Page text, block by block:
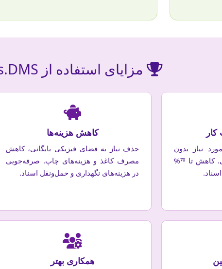
مزایای استفاده از cks.DMS
نیاز بدون
جستجو در پوشه‌های فیزیکی. کاهش تا 70%
کاهش هزینه‌ها
حذف نیاز به فضای فیزیکی بایگانی، کاهش
مصرف کاغذ و هزینه‌های چاپ. صرفه‌جویی
در هزینه‌های نگهداری و حمل‌ونقل اسناد.
همکاری بهتر